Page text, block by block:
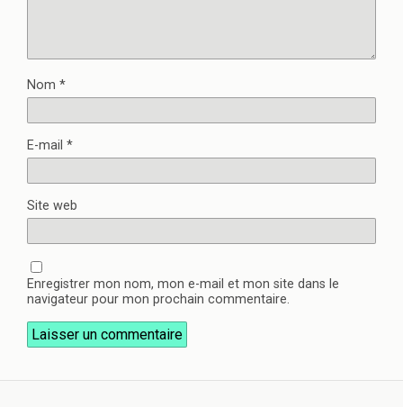
Nom *
E-mail *
Site web
Enregistrer mon nom, mon e-mail et mon site dans le
navigateur pour mon prochain commentaire.